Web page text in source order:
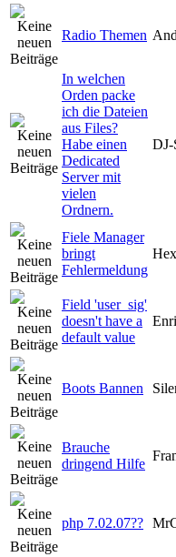
Radio Themen
In welchen
Orden packe
ich die Dateien
aus Files?
Habe einen
Dedicated
Server mit
vielen
Ordnern.
DJ-
Fiele Manager
bringt
Fehlermeldung
Field 'user_sig'
doesn't have a
default value
Boots Bannen
Brauche
dringend Hilfe
php 7.02.07??